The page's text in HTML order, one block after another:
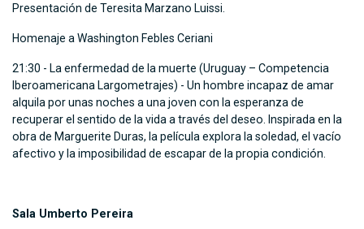
Presentación de Teresita Marzano Luissi.
Homenaje a Washington Febles Ceriani
21:30 - La enfermedad de la muerte (Uruguay – Competencia
Iberoamericana Largometrajes) - Un hombre incapaz de amar
alquila por unas noches a una joven con la esperanza de
recuperar el sentido de la vida a través del deseo. Inspirada en la
obra de Marguerite Duras, la película explora la soledad, el vacío
afectivo y la imposibilidad de escapar de la propia condición.
Sala Umberto Pereira